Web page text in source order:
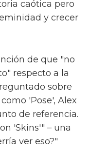
trans y si
su mente,
especial."